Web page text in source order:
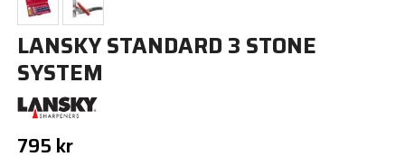
LANSKY STANDARD 3 STONE
SYSTEM
795 kr